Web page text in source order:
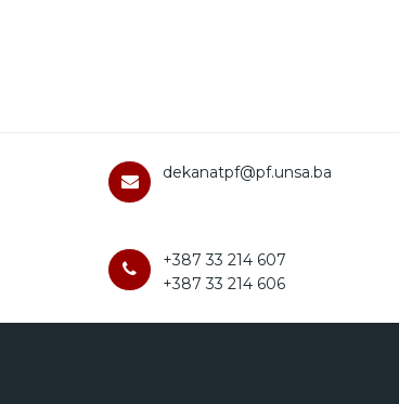
dekanatpf@pf.unsa.ba
+387 33 214 607
+387 33 214 606